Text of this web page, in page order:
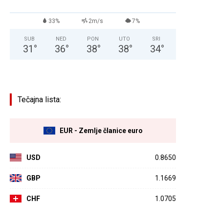
33% 2m/s 7%
SUB
31 °
NED
36°
PON
38°
UTO
38°
SRI
34°
Tečajna lista:
EUR - Zemlje članice euro
USD 0.8650
GBP 1.1669
CHF 1.0705